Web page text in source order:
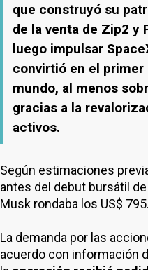
que construyó su
de la venta de Zip2 y
luego impulsar
convirtió en el primer
mundo, al menos
gracias a la
activos.
Según estimaciones
antes del debut bursátil
Musk rondaba los US$
La demanda por las
acuerdo con información